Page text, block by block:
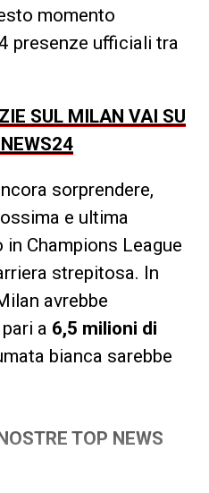
momento
presenze ufficiali tra
SUL MILAN VAI SU
sorprendere,
e ultima
Champions League
strepitosa. In
avrebbe
a 6,5 milioni di
bianca sarebbe
TOP NEWS